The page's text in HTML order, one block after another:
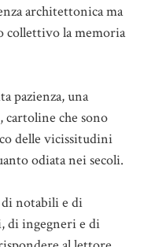
architettonica ma
collettivo la memoria
pazienza, una
che sono
delle vicissitudini
odiata nei secoli.
notabili e di
di ingegneri e di